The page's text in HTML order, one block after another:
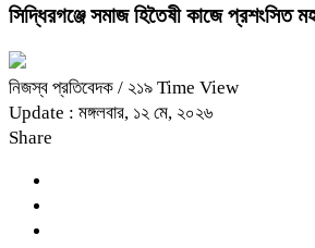
সিদ্ধিরগঞ্জে‌ সমাজ হিতৈষী কাজে প্রশংসিত
নিজস্ব প্রতিবেদক / ২১৯ Time View
Update : মঙ্গলবার, ১২ মে, ২০২৬
Share